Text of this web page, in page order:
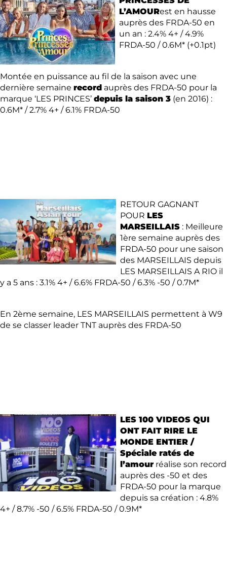
L’AMOURest en hausse
auprès des FRDA-50 en
un an : 2.4% 4+ / 4.9%
FRDA-50 / 0.6M* (+0.1pt)
Montée en puissance au fil de la saison avec une
dernière semaine record auprès des FRDA-50 pour la
marque ‘LES PRINCES’ depuis la saison 3 (en 2016) :
0.6M* / 2.7% 4+ / 6.1% FRDA-50
RETOUR GAGNANT
POUR LES
MARSEILLAIS : Meilleure
1ère semaine auprès des
FRDA-50 pour une saison
des MARSEILLAIS depuis
LES MARSEILLAIS A RIO il
y a 5 ans : 3.1% 4+ / 6.6% FRDA-50 / 6.3% -50 / 0.7M*
En 2ème semaine, LES MARSEILLAIS permettent à W9
de se classer leader TNT auprès des FRDA-50
LES 100 VIDEOS QUI
ONT FAIT RIRE LE
MONDE ENTIER /
Spéciale ratés de
l’amour réalise son record
auprès des -50 et des
FRDA-50 pour la marque
depuis sa création : 4.8%
4+ / 8.7% -50 / 6.5% FRDA-50 / 0.9M*